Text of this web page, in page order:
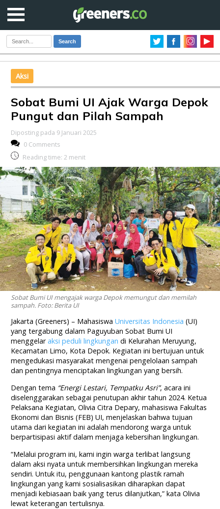
Search
Aksi
Sobat Bumi UI Ajak Warga Depok
Pungut dan Pilah Sampah
Diposting pada 9 Januari 2025
0 Comments
Reading time: 2 menit
Sobat Bumi UI mengajak warga Depok memungut dan memilah
sampah. Foto: Berita UI
Jakarta (Greeners) – MahasiswaUniversitas Indonesia (UI)
yang tergabung dalam Paguyuban Sobat Bumi UI
menggelaraksi peduli lingkungan di Kelurahan Meruyung,
Kecamatan Limo, Kota Depok. Kegiatan ini bertujuan untuk
mengedukasi masyarakat mengenai pengelolaan sampah
dan pentingnya menciptakan lingkungan yang bersih.
Dengan tema “Energi Lestari, Tempatku Asri”, acara ini
diselenggarakan sebagai penutupan akhir tahun 2024. Ketua
Pelaksana Kegiatan, Olivia Citra Depary, mahasiswa Fakultas
Ekonomi dan Bisnis (FEB) UI, menjelaskan bahwa tujuan
utama dari kegiatan ini adalah mendorong warga untuk
berpartisipasi aktif dalam menjaga kebersihan lingkungan.
“Melalui program ini, kami ingin warga terlibat langsung
dalam aksi nyata untuk membersihkan lingkungan mereka
sendiri. Untuk itu, penggunaan kantong plastik ramah
lingkungan yang kami sosialisasikan diharapkan dapat
menjadi kebiasaan baik yang terus dilanjutkan,” kata Olivia
lewat keterangan tertulisnya.